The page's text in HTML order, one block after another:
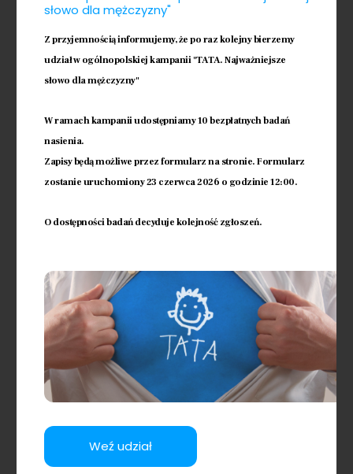
pozostawienie swojego adresu
mailowego i numeru telefonu -
oddzwonimy w najbliższym możliwym
ustalenia najbliższego dogodnego
terminu wizyty.
Sprawdź więcej
Klinika Eneida to przyjazne wnętrze i
najnowocześniejszy sprzęt, ale jej
sercem jest zespół! Jego
doświadczenie, poświęcenie i
wieloletnia współpraca sprawia, że
nasi Pacjenci mogą liczyć na opiekę
najwyższej jakości, a także na
zrozumienie i wsparcie w procesie
leczenia.
słowo dla mężczyzny"
Z przyjemnością informujemy, że po raz kolejny bierzemy
udział w ogólnopolskiej kampanii "TATA. Najważniejsze
słowo dla mężczyzny"
W ramach kampanii udostępniamy 10 bezpłatnych badań
nasienia.
Zapisy będą możliwe przez formularz na stronie. Formularz
zostanie uruchomiony 23 czerwca 2026 o godzinie 12:00.
O dostępności badań decyduje kolejność zgłoszeń.
Weź udział